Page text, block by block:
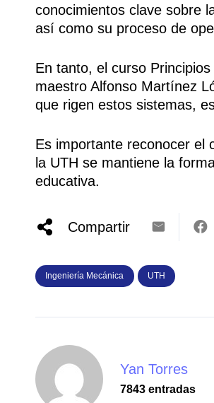
conocimientos clave sobre
así como su proceso de
En tanto, el curso
maestro Alfonso Martínez
que rigen estos sistemas,
Es importante reconocer el
la UTH se mantiene la
educativa.
Compartir
Ingeniería Mecánica UTH
Yan Torres
7843 entradas